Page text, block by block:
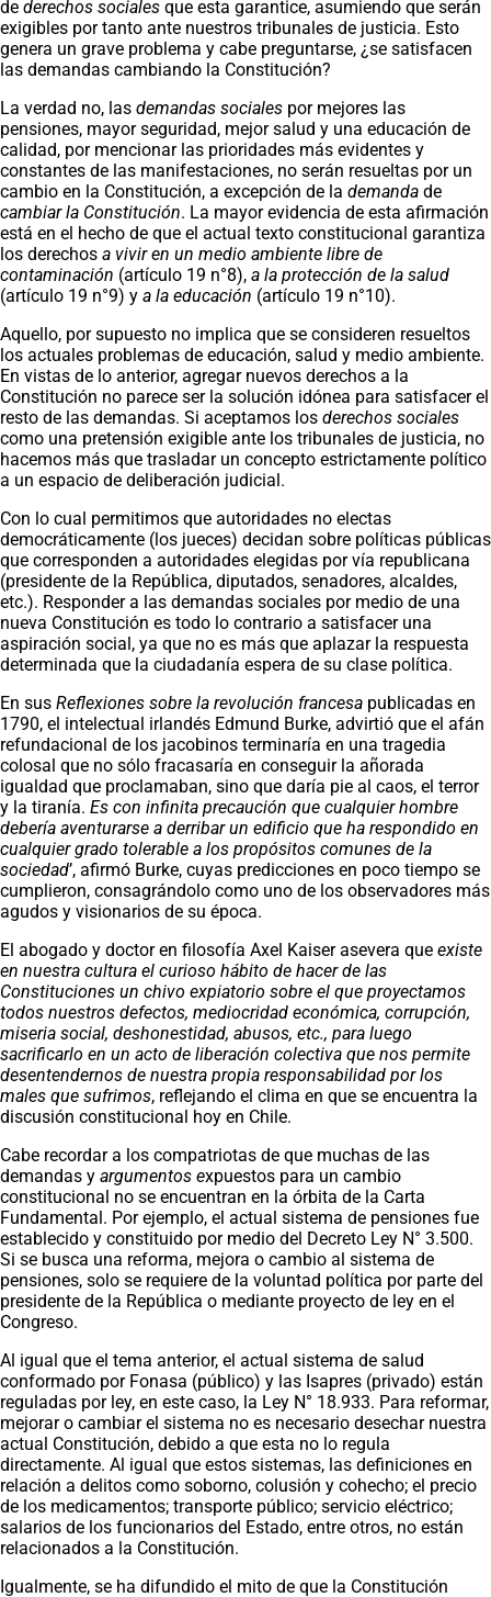
de derechos sociales que esta garantice, asumiendo que serán
exigibles por tanto ante nuestros tribunales de justicia. Esto
genera un grave problema y cabe preguntarse, ¿se satisfacen
las demandas cambiando la Constitución?
La verdad no, las demandas sociales por mejores las
pensiones, mayor seguridad, mejor salud y una educación de
calidad, por mencionar las prioridades más evidentes y
constantes de las manifestaciones, no serán resueltas por un
cambio en la Constitución, a excepción de la demanda de
cambiar la Constitución. La mayor evidencia de esta afirmación
está en el hecho de que el actual texto constitucional garantiza
los derechos a vivir en un medio ambiente libre de
contaminación (artículo 19 n°8), a la protección de la salud
(artículo 19 n°9) y a la educación (artículo 19 n°10).
Aquello, por supuesto no implica que se consideren resueltos
los actuales problemas de educación, salud y medio ambiente.
En vistas de lo anterior, agregar nuevos derechos a la
Constitución no parece ser la solución idónea para satisfacer el
resto de las demandas. Si aceptamos los derechos sociales
como una pretensión exigible ante los tribunales de justicia, no
hacemos más que trasladar un concepto estrictamente político
a un espacio de deliberación judicial.
Con lo cual permitimos que autoridades no electas
democráticamente (los jueces) decidan sobre políticas públicas
que corresponden a autoridades elegidas por vía republicana
(presidente de la República, diputados, senadores, alcaldes,
etc.). Responder a las demandas sociales por medio de una
nueva Constitución es todo lo contrario a satisfacer una
aspiración social, ya que no es más que aplazar la respuesta
determinada que la ciudadanía espera de su clase política.
En sus Reflexiones sobre la revolución francesa publicadas en
1790, el intelectual irlandés Edmund Burke, advirtió que el afán
refundacional de los jacobinos terminaría en una tragedia
colosal que no sólo fracasaría en conseguir la añorada
igualdad que proclamaban, sino que daría pie al caos, el terror
y la tiranía. Es con infinita precaución que cualquier hombre
debería aventurarse a derribar un edificio que ha respondido en
cualquier grado tolerable a los propósitos comunes de la
sociedad’, afirmó Burke, cuyas predicciones en poco tiempo se
cumplieron, consagrándolo como uno de los observadores más
agudos y visionarios de su época.
El abogado y doctor en filosofía Axel Kaiser asevera que existe
en nuestra cultura el curioso hábito de hacer de las
Constituciones un chivo expiatorio sobre el que proyectamos
todos nuestros defectos, mediocridad económica, corrupción,
miseria social, deshonestidad, abusos, etc., para luego
sacrificarlo en un acto de liberación colectiva que nos permite
desentendernos de nuestra propia responsabilidad por los
males que sufrimos, reflejando el clima en que se encuentra la
discusión constitucional hoy en Chile.
Cabe recordar a los compatriotas de que muchas de las
demandas y argumentos expuestos para un cambio
constitucional no se encuentran en la órbita de la Carta
Fundamental. Por ejemplo, el actual sistema de pensiones fue
establecido y constituido por medio del Decreto Ley N° 3.500.
Si se busca una reforma, mejora o cambio al sistema de
pensiones, solo se requiere de la voluntad política por parte del
presidente de la República o mediante proyecto de ley en el
Congreso.
Al igual que el tema anterior, el actual sistema de salud
conformado por Fonasa (público) y las Isapres (privado) están
reguladas por ley, en este caso, la Ley N° 18.933. Para reformar,
mejorar o cambiar el sistema no es necesario desechar nuestra
actual Constitución, debido a que esta no lo regula
directamente. Al igual que estos sistemas, las definiciones en
relación a delitos como soborno, colusión y cohecho; el precio
de los medicamentos; transporte público; servicio eléctrico;
salarios de los funcionarios del Estado, entre otros, no están
relacionados a la Constitución.
Igualmente, se ha difundido el mito de que la Constitución